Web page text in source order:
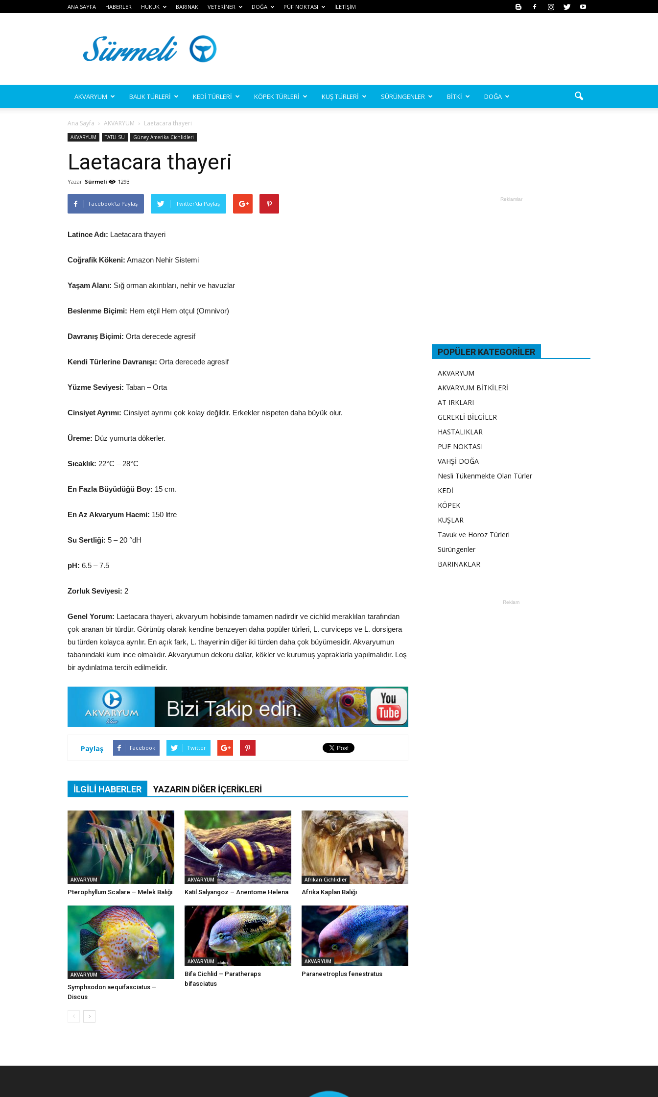
ANA SAYFA HABERLER HUKUK BARINAK VETERİNER DOĞA PÜF NOKTASI İLETİŞİM
AKVARYUM BALIK TÜRLERİ KEDİ TÜRLERİ KÖPEK TÜRLERİ KUŞ TÜRLERİ SÜRÜNGENLER BİTKİ DOĞA
Ana Sayfa AKVARYUM Laetacara thayeri
AKVARYUM TATLI SU Güney Amerika Cichlidleri
Laetacara thayeri
Yazar Sürmeli 1293
Facebook'ta Paylaş Twitter'da Paylaş
Latince Adı: Laetacara thayeri
Coğrafik Kökeni: Amazon Nehir Sistemi
Yaşam Alanı: Sığ orman akıntıları, nehir ve havuzlar
Beslenme Biçimi: Hem etçil Hem otçul (Omnivor)
Davranış Biçimi: Orta derecede agresif
Kendi Türlerine Davranışı: Orta derecede agresif
Yüzme Seviyesi: Taban – Orta
Cinsiyet Ayrımı: Cinsiyet ayrımı çok kolay değildir. Erkekler nispeten daha büyük olur.
Üreme: Düz yumurta dökerler.
Sıcaklık: 22°C – 28°C
En Fazla Büyüdüğü Boy: 15 cm.
En Az Akvaryum Hacmi: 150 litre
Su Sertliği: 5 – 20 °dH
pH: 6.5 – 7.5
Zorluk Seviyesi: 2
Genel Yorum: Laetacara thayeri, akvaryum hobisinde tamamen nadirdir ve cichlid meraklıları tarafından
çok aranan bir türdür. Görünüş olarak kendine benzeyen daha popüler türleri, L. curviceps ve L. dorsigera
bu türden kolayca ayrılır. En açık fark, L. thayerinin diğer iki türden daha çok büyümesidir. Akvaryumun
tabanındaki kum ince olmalıdır. Akvaryumun dekoru dallar, kökler ve kurumuş yapraklarla yapılmalıdır. Loş
bir aydınlatma tercih edilmelidir.
Paylaş Facebook Twitter
İLGILI HABERLER YAZARIN DIĞER İÇERIKLERI
AKVARYUM
Pterophyllum Scalare – Melek Balığı
AKVARYUM
Katil Salyangoz – Anentome Helena
Afrikan Cichlidler
Afrika Kaplan Balığı
AKVARYUM
Symphsodon aequifasciatus –
Discus
AKVARYUM
Bifa Cichlid – Paratheraps
bifasciatus
AKVARYUM
Paraneetroplus fenestratus
Reklamlar
POPÜLER KATEGORILER
AKVARYUM
AKVARYUM BİTKİLERİ
AT IRKLARI
GEREKLİ BİLGİLER
HASTALIKLAR
PÜF NOKTASI
VAHŞİ DOĞA
Nesli Tükenmekte Olan Türler
KEDİ
KÖPEK
KUŞLAR
Tavuk ve Horoz Türleri
Sürüngenler
BARINAKLAR
Reklam